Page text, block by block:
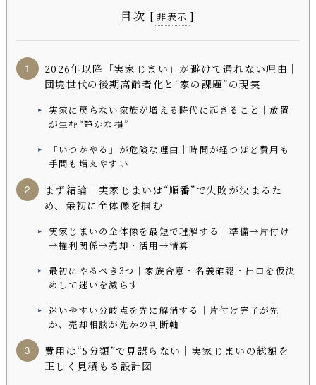
目次 [ 非表示 ]
2026年以降「実家じまい」が避けて通れない理由｜
団塊世代の後期高齢者化と“家の課題”の現実
実家に戻らない家族が増える時代に起きること｜放置
が生む“静かな損”
「いつかやる」が危険な理由｜時間が経つほど費用も
手間も増えやすい
まず結論｜実家じまいは“順番”で失敗が決まるた
め、最初に全体像を掴む
実家じまいの全体像を最短で理解する｜準備→片付け
→権利関係→売却・活用→清算
最初にやるべき3つ｜家族合意・名義確認・出口を仮決
めして迷いを減らす
迷いやすい分岐点を先に解消する｜片付け完了が先
か、売却相談が先かの判断軸
費用は“5分類”で見誤らない｜実家じまいの総額を
正しく見積もる設計図